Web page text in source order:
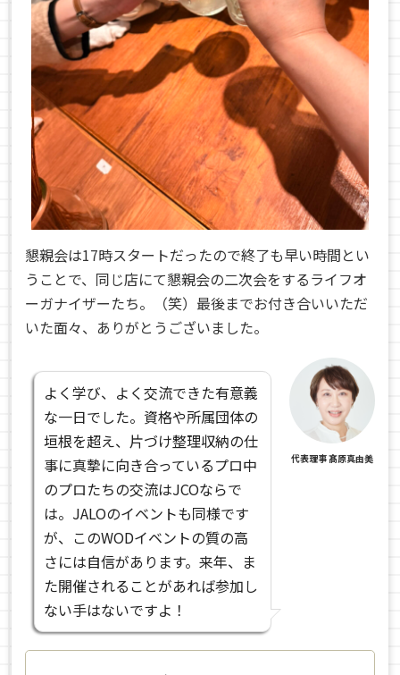
懇親会は17時スタートだったので終了も早い時間とい
うことで、同じ店にて懇親会の二次会をするライフオ
ーガナイザーたち。（笑）最後までお付き合いいただ
いた面々、ありがとうございました。
よく学び、よく交流できた有意義
な一日でした。資格や所属団体の
垣根を超え、片づけ整理収納の仕
事に真摯に向き合っているプロ中
のプロたちの交流はJCOならで
は。JALOのイベントも同様です
が、このWODイベントの質の高
さには自信があります。来年、ま
た開催されることがあれば参加し
ない手はないですよ！
代表理事 髙原真由美